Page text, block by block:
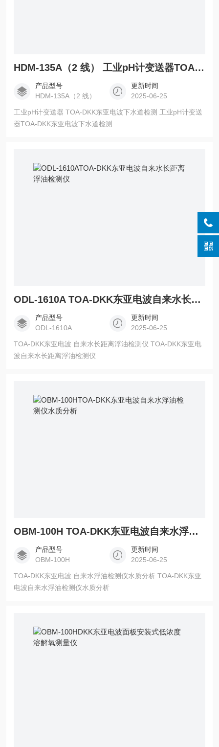
HDM-135A（2 线） 工业pH计变送器TOA-DKK东亚电波下水道检测
产品型号
HDM-135A（2 线）
更新时间
2025-06-25
工业pH计变送器 TOA-DKK东亚电波下水道检测 工业pH计变送
器TOA-DKK东亚电波下水道检测
ODL-1610A TOA-DKK东亚电波自来水长距离浮油检测仪
产品型号
ODL-1610A
更新时间
2025-06-25
TOA-DKK东亚电波 自来水长距离浮油检测仪 TOA-DKK东亚电
波自来水长距离浮油检测仪
OBM-100H TOA-DKK东亚电波自来水浮油检测仪水质分析
产品型号
OBM-100H
更新时间
2025-06-25
TOA-DKK东亚电波 自来水浮油检测仪水质分析 TOA-DKK东亚
电波自来水浮油检测仪水质分析